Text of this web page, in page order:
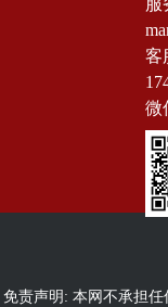
服
客
微
免责声明: 本网不承担